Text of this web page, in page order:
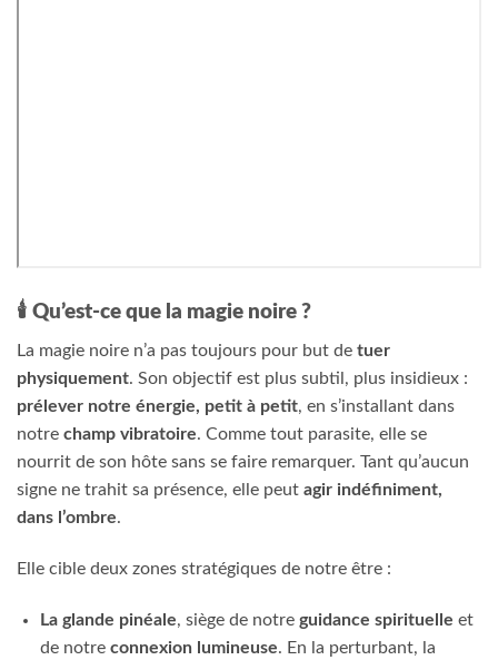
🕯️ Qu’est-ce que la magie noire ?
La magie noire n’a pas toujours pour but de tuer
physiquement. Son objectif est plus subtil, plus insidieux :
prélever notre énergie, petit à petit, en s’installant dans
notre champ vibratoire. Comme tout parasite, elle se
nourrit de son hôte sans se faire remarquer. Tant qu’aucun
signe ne trahit sa présence, elle peut agir indéfiniment,
dans l’ombre.
Elle cible deux zones stratégiques de notre être :
La glande pinéale, siège de notre guidance spirituelle et
de notre connexion lumineuse. En la perturbant, la